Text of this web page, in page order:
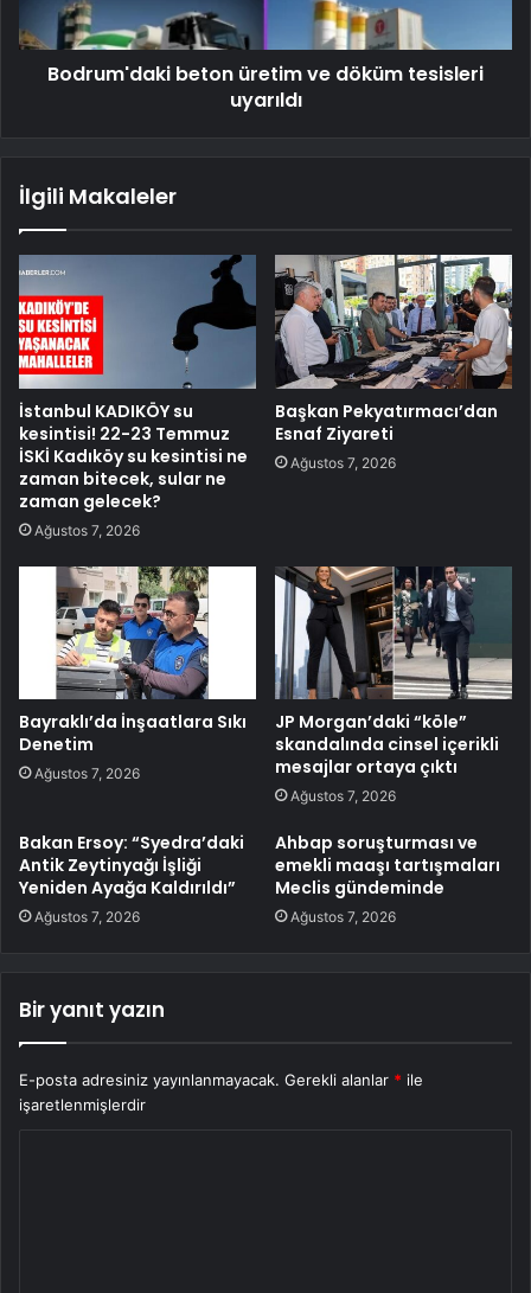
Bodrum'daki beton üretim ve döküm tesisleri
uyarıldı
İlgili Makaleler
İstanbul KADIKÖY su
kesintisi! 22-23 Temmuz
İSKİ Kadıköy su kesintisi ne
zaman bitecek, sular ne
zaman gelecek?
Ağustos 7, 2026
Başkan Pekyatırmacı’dan
Esnaf Ziyareti
Ağustos 7, 2026
Bayraklı’da İnşaatlara Sıkı
Denetim
Ağustos 7, 2026
JP Morgan’daki “köle”
skandalında cinsel içerikli
mesajlar ortaya çıktı
Ağustos 7, 2026
Bakan Ersoy: “Syedra’daki
Antik Zeytinyağı İşliği
Yeniden Ayağa Kaldırıldı”
Ağustos 7, 2026
Ahbap soruşturması ve
emekli maaşı tartışmaları
Meclis gündeminde
Ağustos 7, 2026
Bir yanıt yazın
E-posta adresiniz yayınlanmayacak. Gerekli alanlar * ile
işaretlenmişlerdir